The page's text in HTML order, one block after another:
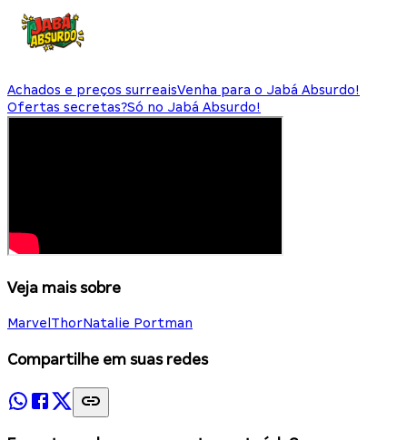
Achados e preços surreaisVenha para o Jabá Absurdo!
Ofertas secretas?Só no Jabá Absurdo!
Veja mais sobre
Marvel ThorNatalie Portman
Compartilhe em suas redes